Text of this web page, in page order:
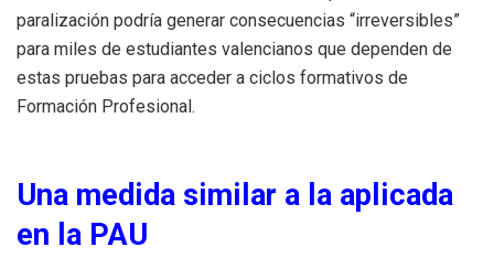
paralización podría generar consecuencias “irreversibles”
para miles de estudiantes valencianos que dependen de
estas pruebas para acceder a ciclos formativos de
Formación Profesional.
Una medida similar a la aplicada
en la PAU